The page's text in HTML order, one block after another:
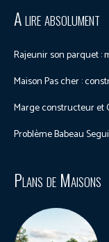
A lire absolument
Rajeunir son parquet :
Maison Pas cher :
Marge constructeur et
Problème Babeau
Plans de Maisons